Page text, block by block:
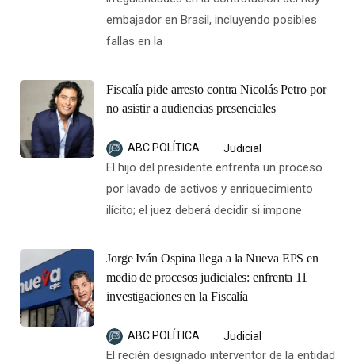
embajador en Brasil, incluyendo posibles
fallas en la
Fiscalía pide arresto contra Nicolás Petro por
no asistir a audiencias presenciales
ABC POLÍTICA Judicial
El hijo del presidente enfrenta un proceso
por lavado de activos y enriquecimiento
ilícito; el juez deberá decidir si impone
Jorge Iván Ospina llega a la Nueva EPS en
medio de procesos judiciales: enfrenta 11
investigaciones en la Fiscalía
ABC POLÍTICA Judicial
El recién designado interventor de la entidad